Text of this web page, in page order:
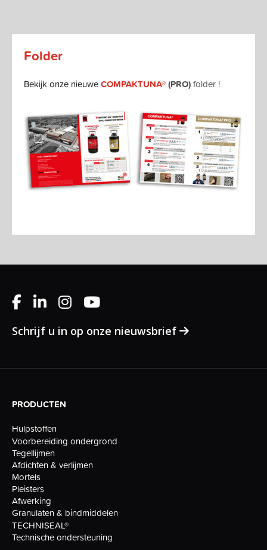
Folder
Bekijk onze nieuweCOMPAKTUNA®(PRO)folder !
Schrijf u in op onze nieuwsbrief
PRODUCTEN
Hulpstoffen
Voorbereiding ondergrond
Tegellijmen
Afdichten & verlijmen
Mortels
Pleisters
Afwerking
Granulaten & bindmiddelen
TECHNISEAL®
Technische ondersteuning